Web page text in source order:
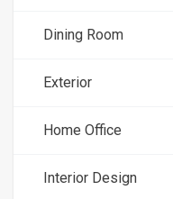
Dining Room
Exterior
Home Office
Interior Design